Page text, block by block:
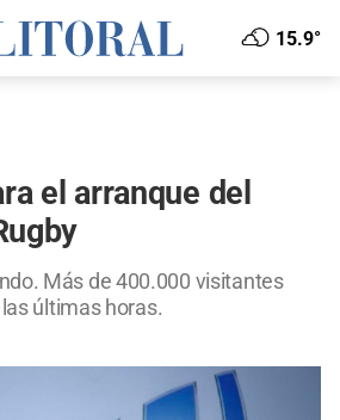
15.9°
el arranque del
Más de 400.000 visitantes
últimas horas.